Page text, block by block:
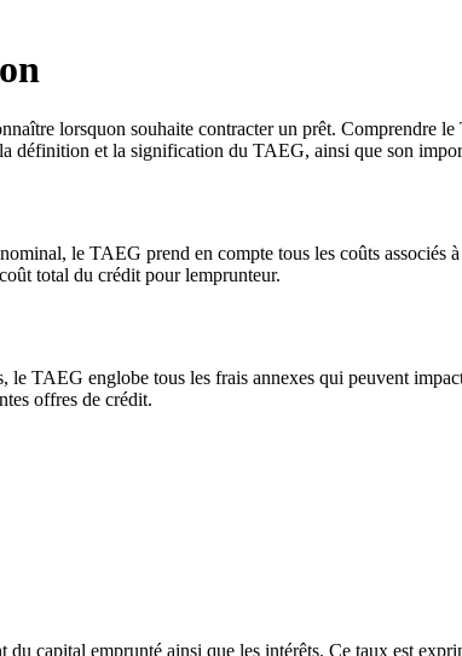
lorsquon souhaite contracter un prêt. Comprendre
définition et la signification du TAEG, ainsi que son
le TAEG prend en compte tous les coûts associés
total du crédit pour lemprunteur.
TAEG englobe tous les frais annexes qui peuvent
offres de crédit.
capital emprunté ainsi que les intérêts. Ce taux est